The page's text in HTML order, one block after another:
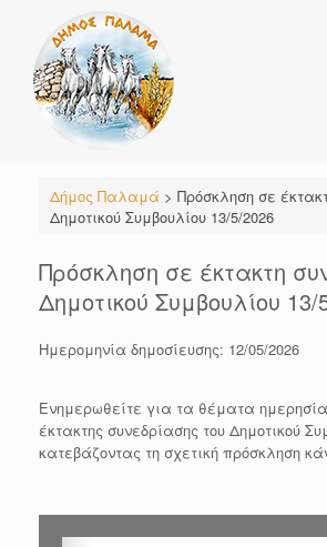
content
Δήμος Παλαμά > Πρόσκληση σε
Δημοτικού Συμβουλίου 13/5/2026
Πρόσκληση σε έκτακτη
Δημοτικού Συμβουλίου 13/
Ημερομηνία δημοσίευσης: 12/05/2026
Ενημερωθείτε για τα θέματα
έκτακτης συνεδρίασης του Δημοτικού
κατεβάζοντας τη σχετική πρόσκληση